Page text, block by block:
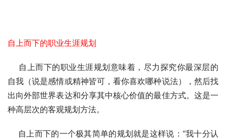
自上而下的职业生涯规划
自上而下的职业生涯规划意味着，尽力探究你最深层的
自我（说是感情或精神皆可，看你喜欢哪种说法），然后找
出向外部世界表达和分享其中核心价值的最佳方式。这是一
种高层次的客观规划方法。
自上而下的一个极其简单的规划就是这样说：“我十分认